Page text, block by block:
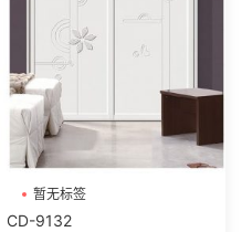
暂无标签
CD-9132